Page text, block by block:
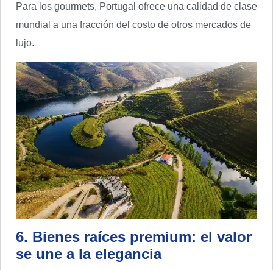
Para los gourmets, Portugal ofrece una calidad de clase
mundial a una fracción del costo de otros mercados de
lujo.
6. Bienes raíces premium: el valor
se une a la elegancia